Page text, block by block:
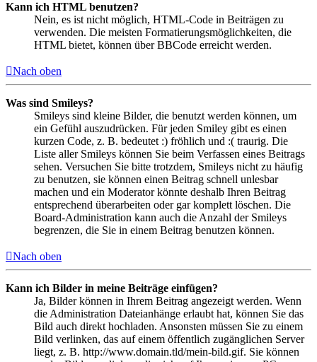
Kann ich HTML benutzen?
Nein, es ist nicht möglich, HTML-Code in Beiträgen zu
verwenden. Die meisten Formatierungsmöglichkeiten, die
HTML bietet, können über BBCode erreicht werden.
Nach oben
Was sind Smileys?
Smileys sind kleine Bilder, die benutzt werden können, um
ein Gefühl auszudrücken. Für jeden Smiley gibt es einen
kurzen Code, z. B. bedeutet :) fröhlich und :( traurig. Die
Liste aller Smileys können Sie beim Verfassen eines Beitrags
sehen. Versuchen Sie bitte trotzdem, Smileys nicht zu häufig
zu benutzen, sie können einen Beitrag schnell unlesbar
machen und ein Moderator könnte deshalb Ihren Beitrag
entsprechend überarbeiten oder gar komplett löschen. Die
Board-Administration kann auch die Anzahl der Smileys
begrenzen, die Sie in einem Beitrag benutzen können.
Nach oben
Kann ich Bilder in meine Beiträge einfügen?
Ja, Bilder können in Ihrem Beitrag angezeigt werden. Wenn
die Administration Dateianhänge erlaubt hat, können Sie das
Bild auch direkt hochladen. Ansonsten müssen Sie zu einem
Bild verlinken, das auf einem öffentlich zugänglichen Server
liegt, z. B. http://www.domain.tld/mein-bild.gif. Sie können